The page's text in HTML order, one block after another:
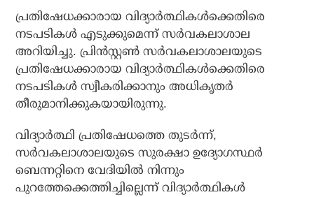
പ്രതിഷേധക്കാരായ വിദ്യാര്‍ത്ഥികള്‍ക്കെതിരെ
നടപടികള്‍ എടുക്കുമെന്ന് സര്‍വകലാശാല
അറിയിച്ചു. പ്രിന്‍സ്റ്റണ്‍ സര്‍വകലാശാലയുടെ
പ്രതിഷേധക്കാരായ വിദ്യാര്‍ത്ഥികള്‍ക്കെതിരെ
നടപടികള്‍ സ്വീകരിക്കാനും അധികൃതര്‍
തീരുമാനിക്കുകയായിരുന്നു.
വിദ്യാര്‍ത്ഥി പ്രതിഷേധത്തെ തുടര്‍ന്ന്,
സര്‍വകലാശാലയുടെ സുരക്ഷാ ഉദ്യോഗസ്ഥര്‍
ബെന്നറ്റിനെ വേദിയില്‍ നിന്നും
പുറത്തേക്കെത്തിച്ചില്ലെന്ന് വിദ്യാര്‍ത്ഥികള്‍